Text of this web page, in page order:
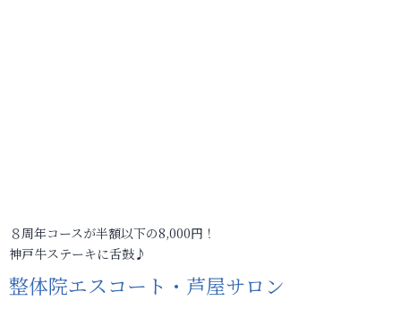
８周年コースが半額以下の8,000円！
神戸牛ステーキに舌鼓♪
整体院エスコート・芦屋サロン